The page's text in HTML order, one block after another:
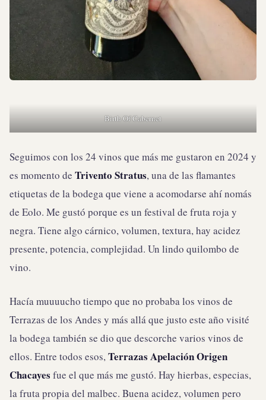
Birth Of Cabernet
Seguimos con los 24 vinos que más me gustaron en 2024 y
es momento de Trivento Stratus, una de las flamantes
etiquetas de la bodega que viene a acomodarse ahí nomás
de Eolo. Me gustó porque es un festival de fruta roja y
negra. Tiene algo cárnico, volumen, textura, hay acidez
presente, potencia, complejidad. Un lindo quilombo de
vino.
Hacía muuuucho tiempo que no probaba los vinos de
Terrazas de los Andes y más allá que justo este año visité
la bodega también se dio que descorche varios vinos de
ellos. Entre todos esos,Terrazas Apelación Origen
Chacayes fue el que más me gustó. Hay hierbas, especias,
la fruta propia del malbec. Buena acidez, volumen pero